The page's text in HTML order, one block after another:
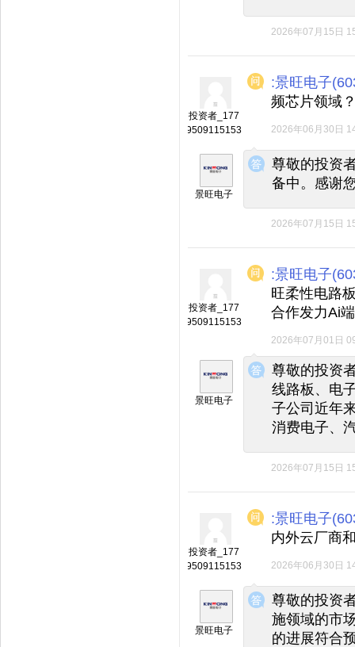
2026年07月15日
投资者_177
9509115153
:景旺电子
频芯片领域
2026年06月30日
◆
◆
景旺电子
尊敬的投资
备中。感谢
2026年07月15日
投资者_177
9509115153
:景旺电子
旺柔性电路
合作发力Ai
2026年07月01日
◆
◆
景旺电子
尊敬的投资
线路板、电
子公司近年
消费电子、
2026年07月15日
投资者_177
9509115153
:景旺电子
内外云厂商
2026年06月30日
◆
◆
景旺电子
尊敬的投资
施领域的市
的进展符合